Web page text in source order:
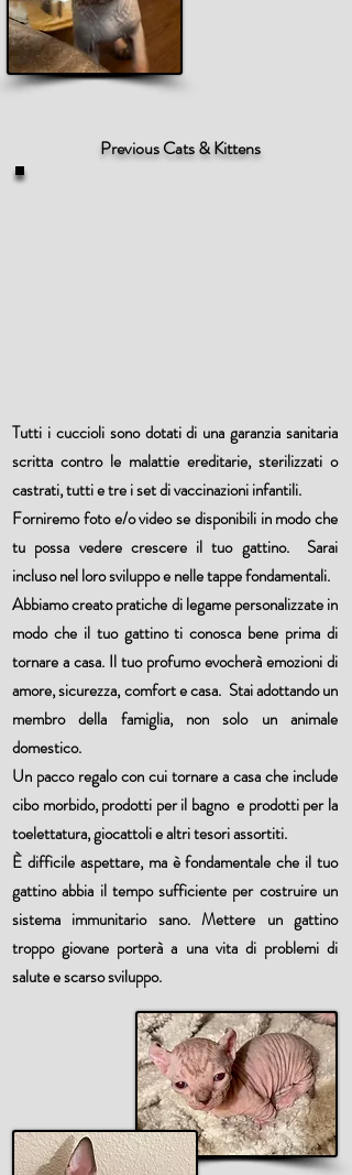
Previous Cats & Kittens
Tutti i cuccioli sono dotati di una garanzia sanitaria
scritta contro le malattie ereditarie, sterilizzati o
castrati, tutti e tre i set di vaccinazioni infantili.
Forniremo foto e/o video se disponibili in modo che
tu possa vedere crescere il tuo gattino. Sarai
incluso nel loro sviluppo e nelle tappe fondamentali.
Abbiamo creato pratiche di legame personalizzate in
modo che il tuo gattino ti conosca bene prima di
tornare a casa. Il tuo profumo evocherà emozioni di
amore, sicurezza, comfort e casa. Stai adottando un
membro della famiglia, non solo un animale
domestico.
Un pacco regalo con cui tornare a casa che include
cibo morbido, prodotti per il bagno e prodotti per la
toelettatura, giocattoli e altri tesori assortiti.
È difficile aspettare, ma è fondamentale che il tuo
gattino abbia il tempo sufficiente per costruire un
sistema immunitario sano. Mettere un gattino
troppo giovane porterà a una vita di problemi di
salute e scarso sviluppo.